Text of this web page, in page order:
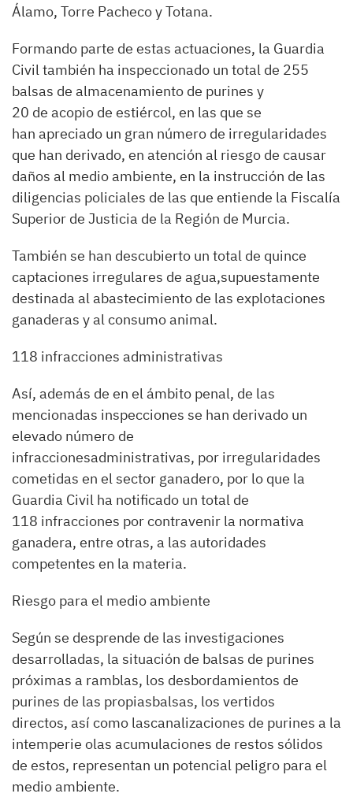
Álamo, Torre Pacheco y Totana.
Formando parte de estas actuaciones, la Guardia
Civil también ha inspeccionado un total de 255
balsas de almacenamiento de purines y
20 de acopio de estiércol, en las que se
han apreciado un gran número de irregularidades
que han derivado, en atención al riesgo de causar
daños al medio ambiente, en la instrucción de las
diligencias policiales de las que entiende la Fiscalía
Superior de Justicia de la Región de Murcia.
También se han descubierto un total de quince
captaciones irregulares de agua,supuestamente
destinada al abastecimiento de las explotaciones
ganaderas y al consumo animal.
118 infracciones administrativas
Así, además de en el ámbito penal, de las
mencionadas inspecciones se han derivado un
elevado número de
infraccionesadministrativas, por irregularidades
cometidas en el sector ganadero, por lo que la
Guardia Civil ha notificado un total de
118 infracciones por contravenir la normativa
ganadera, entre otras, a las autoridades
competentes en la materia.
Riesgo para el medio ambiente
Según se desprende de las investigaciones
desarrolladas, la situación de balsas de purines
próximas a ramblas, los desbordamientos de
purines de las propiasbalsas, los vertidos
directos, así como lascanalizaciones de purines a la
intemperie olas acumulaciones de restos sólidos
de estos, representan un potencial peligro para el
medio ambiente.